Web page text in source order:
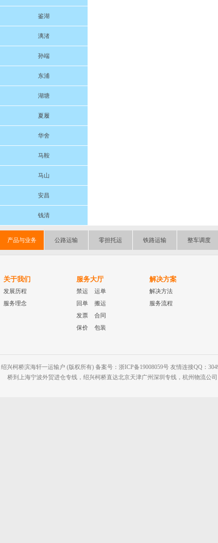
鉴湖
漓渚
孙端
东浦
湖塘
夏履
华舍
马鞍
马山
安昌
钱清
产品与业务 公路运输 零担托运 铁路运输 整车调度
关于我们
发展历程
服务理念
服务大厅
禁运
运单
回单
搬运
发票
合同
保价
包装
解决方案
解决方法
服务流程
绍兴柯桥滨海轩一运输户 (版权所有) 备案号：浙ICP备19008059号 友情连接QQ：
桥到上海宁波外贸进仓专线，绍兴柯桥直达北京天津广州深圳专线，杭州物流公